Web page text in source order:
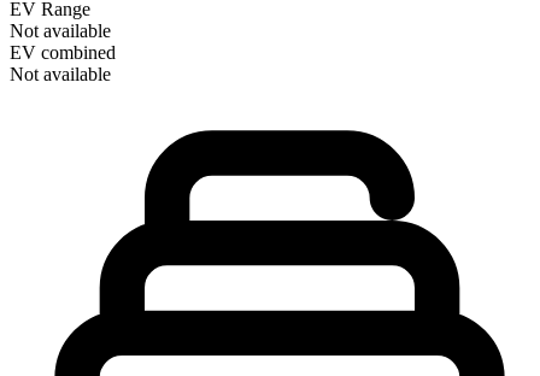
EV Range
Not available
EV combined
Not available